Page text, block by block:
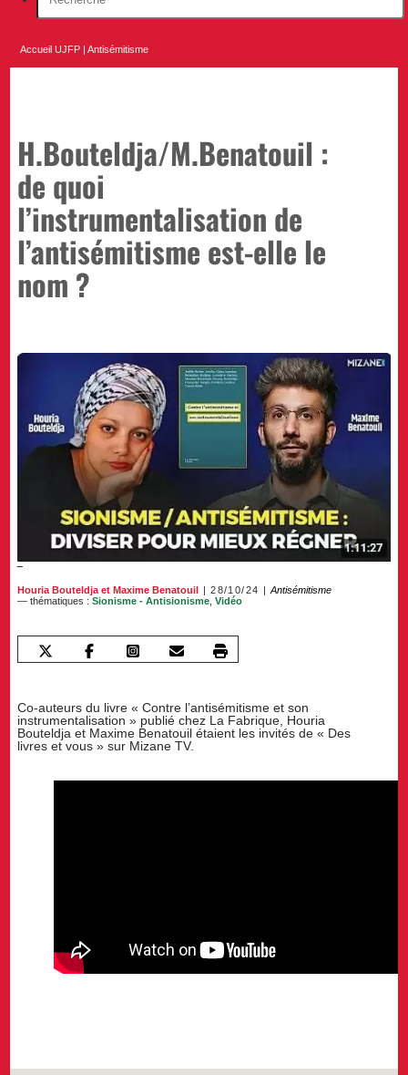
Accueil UJFP |Antisémitisme
H.Bouteldja/M.Benatouil :
de quoi
l’instrumentalisation de
l’antisémitisme est-elle le
nom ?
Houria Bouteldja et Maxime Benatouil 28/10/24
Antisémitisme
— thématiques :Sionisme - Antisionisme ,Vidéo
Co-auteurs du livre « Contre l’antisémitisme et son
instrumentalisation » publié chez La Fabrique, Houria
Bouteldja et Maxime Benatouil étaient les invités de « Des
livres et vous » sur Mizane TV.